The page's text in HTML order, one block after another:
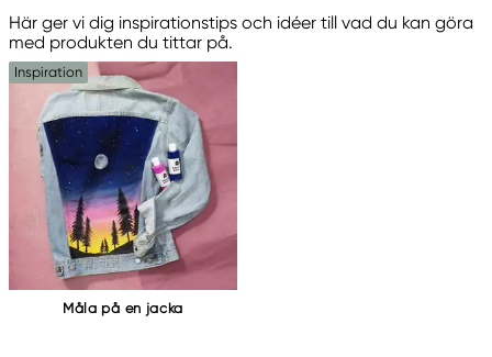
allergisk reaktion.
Ansvarig EU
Panduro Fabric Paint
Panduro
205 14 Malmö, Sweden
www.panduro.com
+46 (04) 22 30 70
Här ger vi dig inspirationstips och idéer till vad du kan göra
med produkten du tittar på.
Inspiration
Måla på en jacka